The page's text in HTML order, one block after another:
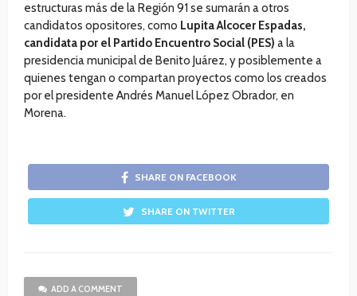
estructuras más de la Región 91 se sumarán a otros
candidatos opositores, como Lupita Alcocer Espadas,
candidata por el Partido Encuentro Social (PES) a la
presidencia municipal de Benito Juárez, y posiblemente a
quienes tengan o compartan proyectos como los creados
por el presidente Andrés Manuel López Obrador, en
Morena.
SHARE ON FACEBOOK
SHARE ON TWITTER
ADD A COMMENT